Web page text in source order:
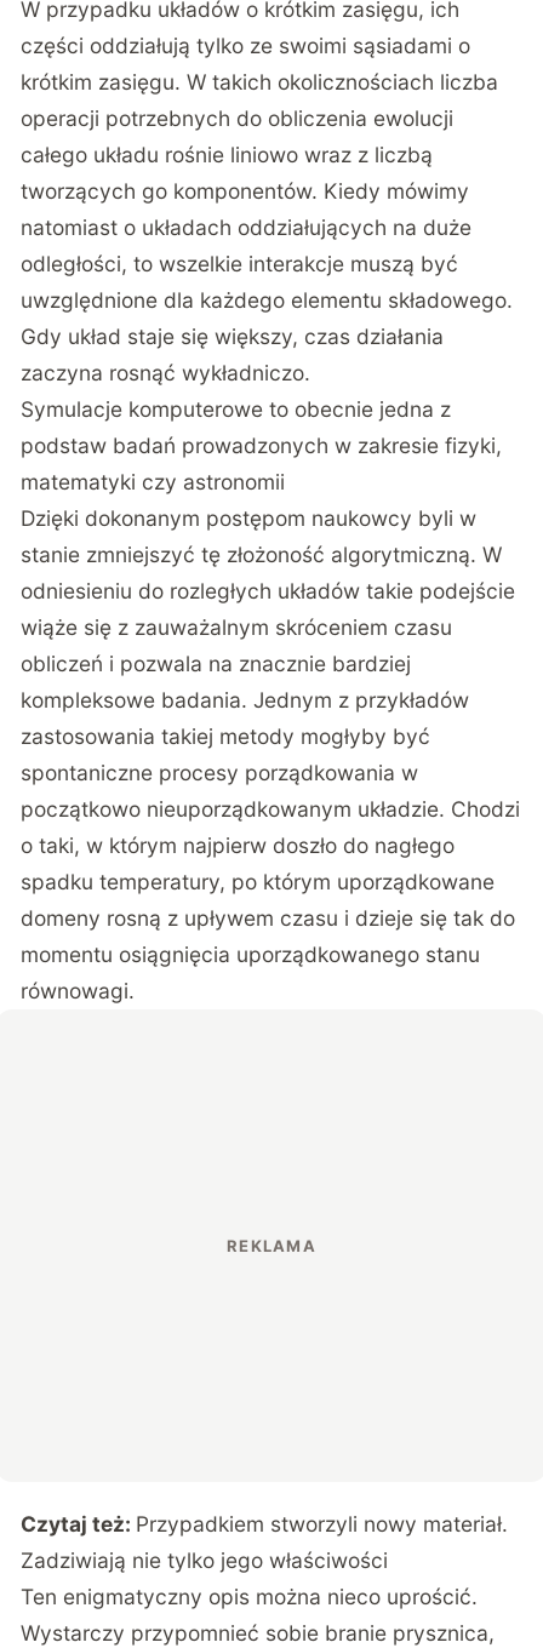
W przypadku układów o krótkim zasięgu, ich
części oddziałują tylko ze swoimi sąsiadami o
krótkim zasięgu. W takich okolicznościach liczba
operacji potrzebnych do obliczenia ewolucji
całego układu rośnie liniowo wraz z liczbą
tworzących go komponentów. Kiedy mówimy
natomiast o układach oddziałujących na duże
odległości, to wszelkie interakcje muszą być
uwzględnione dla każdego elementu składowego.
Gdy układ staje się większy, czas działania
zaczyna rosnąć wykładniczo.
Symulacje komputerowe to obecnie jedna z
podstaw badań prowadzonych w zakresie fizyki,
matematyki czy astronomii
Dzięki dokonanym postępom naukowcy byli w
stanie zmniejszyć tę złożoność algorytmiczną. W
odniesieniu do rozległych układów takie podejście
wiąże się z zauważalnym skróceniem czasu
obliczeń i pozwala na znacznie bardziej
kompleksowe badania. Jednym z przykładów
zastosowania takiej metody mogłyby być
spontaniczne procesy porządkowania w
początkowo nieuporządkowanym układzie. Chodzi
o taki, w którym najpierw doszło do nagłego
spadku temperatury, po którym uporządkowane
domeny rosną z upływem czasu i dzieje się tak do
momentu osiągnięcia uporządkowanego stanu
równowagi.
Czytaj też: Przypadkiem stworzyli nowy materiał.
Zadziwiają nie tylko jego właściwości
Ten enigmatyczny opis można nieco uprościć.
Wystarczy przypomnieć sobie branie prysznica,